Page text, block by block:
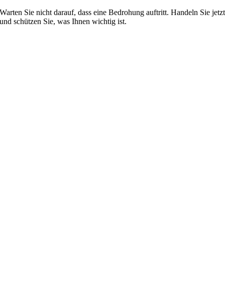
Warten Sie nicht darauf, dass eine Bedrohung auftritt. Handeln Sie jetzt
und schützen Sie, was Ihnen wichtig ist.